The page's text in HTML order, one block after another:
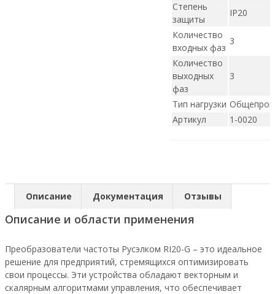
Степень
защиты
IP20
Количество
входных фаз
3
Количество
выходных
фаз
3
Тип нагрузки Общепром
Артикул
1-0020
Описание Документация Отзывы
Описание и области применения
Преобразователи частоты Русэлком RI20-G – это идеальное
решение для предприятий, стремящихся оптимизировать
свои процессы. Эти устройства обладают векторным и
скалярным алгоритмами управления, что обеспечивает